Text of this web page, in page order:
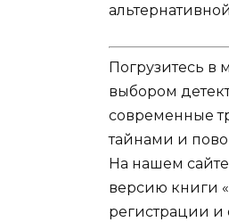
Погрузитесь
выбором
современные
тайнами и
На нашем
версию книги
регистрации и